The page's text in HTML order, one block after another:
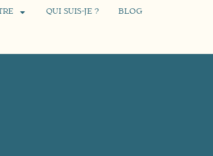
QUI SUIS-JE ?
BLOG